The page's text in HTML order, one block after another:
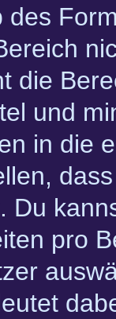
des
die
und
in die
Du
pro